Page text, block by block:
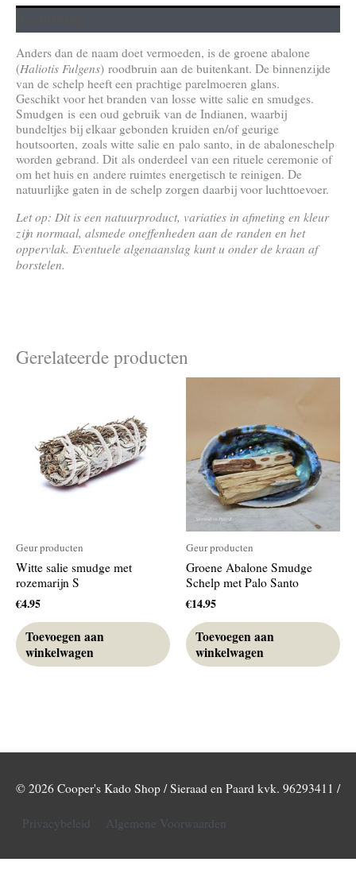
Anders dan de naam doet vermoeden, is de groene abalone
(Haliotis Fulgens) roodbruin aan de buitenkant. De binnenzijde
van de schelp heeft een prachtige parelmoeren glans.
Geschikt voor het branden van losse witte salie en smudges.
Smudgen is een oud gebruik van de Indianen, waarbij
bundeltjes bij elkaar gebonden kruiden en/of geurige
houtsoorten, zoals witte salie en palo santo, in de abaloneschelp
worden gebrand. Dit als onderdeel van een rituele ceremonie of
om het huis en andere ruimtes energetisch te reinigen. De
natuurlijke gaten in de schelp zorgen daarbij voor luchttoevoer.
Let op: Dit is een natuurproduct, variaties in afmeting en kleur
zijn normaal, alsmede oneffenheden aan de randen en het
oppervlak. Eventuele algenaanslag kunt u onder de kraan af
borstelen.
Gerelateerde producten
Geur producten
Witte salie smudge met
rozemarijn S
€4.95
Toevoegen aan
winkelwagen
Geur producten
Groene Abalone Smudge
Schelp met Palo Santo
€14.95
Toevoegen aan
winkelwagen
© 2026 Cooper's Kado Shop / Sieraad en Paard kvk. 96293411 /
Privacybeleid Algemene Voorwaarden